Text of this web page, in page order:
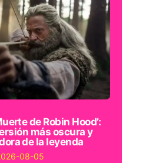
de Robin Hood’:
más oscura y
de la leyenda
08-05